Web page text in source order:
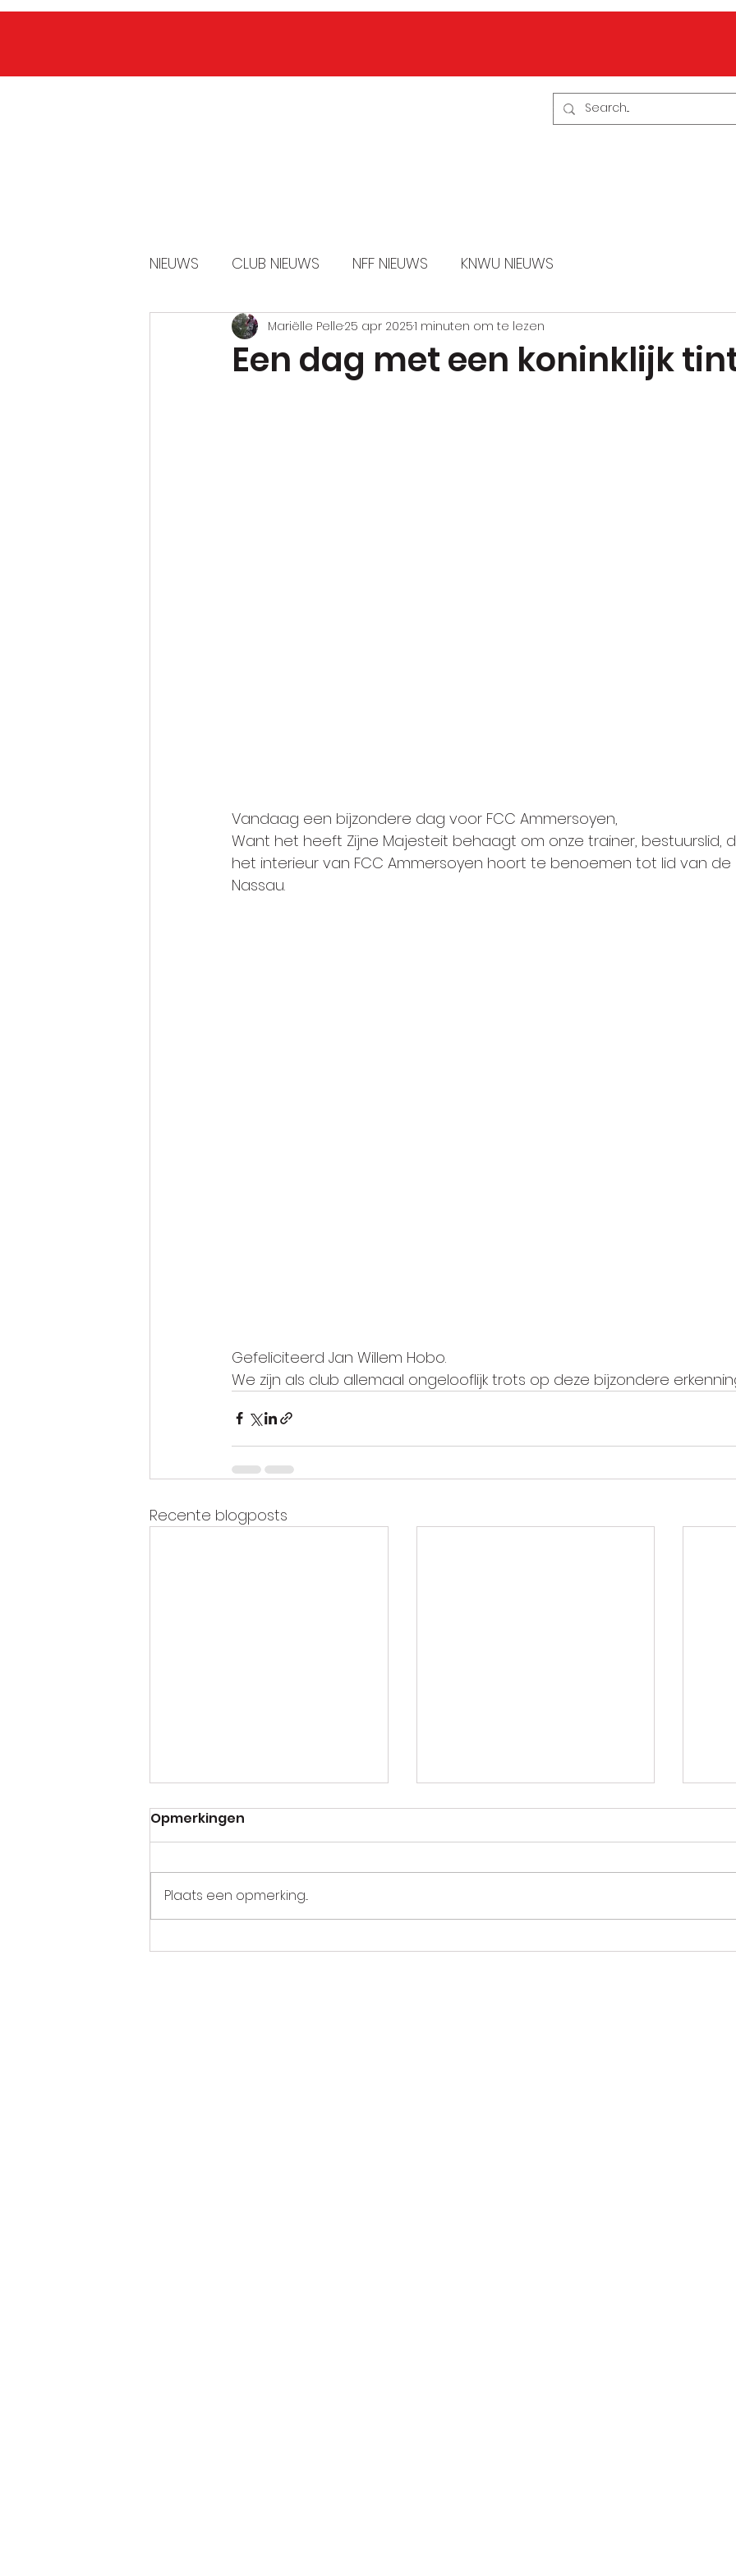
Evenementen
NIEUWS CLUB NIEUWS NFF NIEUWS KNWU NIEUWS
Een dag met een koninklijk
Mariëlle Pelle25 apr 20251 minuten om te lezen
Vandaag een bijzondere dag voor FCC Ammersoyen,
Want het heeft Zijne Majesteit behaagt om onze trainer, bestuurslid,
het interieur van FCC Ammersoyen hoort te benoemen tot lid van
Nassau.
Gefeliciteerd Jan Willem Hobo.
We zijn als club allemaal ongelooflijk trots op deze bijzondere
Recente blogposts
Afscheid
Opmerkingen
Plaats een opmerking...